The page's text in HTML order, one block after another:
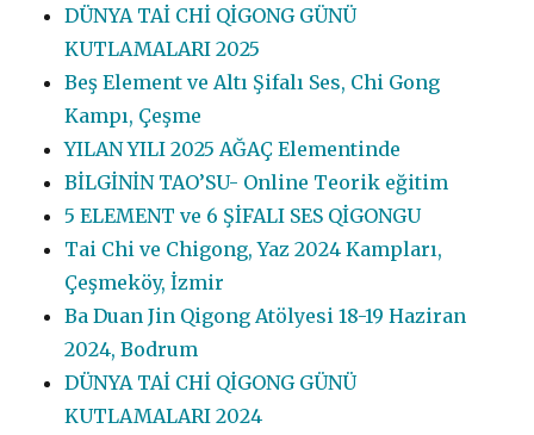
DÜNYA TAİ CHİ QİGONG GÜNÜ
KUTLAMALARI 2025
Beş Element ve Altı Şifalı Ses, Chi Gong
Kampı, Çeşme
YILAN YILI 2025 AĞAÇ Elementinde
BİLGİNİN TAO’SU- Online Teorik eğitim
5 ELEMENT ve 6 ŞİFALI SES QİGONGU
Tai Chi ve Chigong, Yaz 2024 Kampları,
Çeşmeköy, İzmir
Ba Duan Jin Qigong Atölyesi 18-19 Haziran
2024, Bodrum
DÜNYA TAİ CHİ QİGONG GÜNÜ
KUTLAMALARI 2024